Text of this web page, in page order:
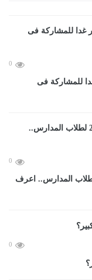
0
للمشاركة فى
0
وطرق سداد المصروفات الدراسية 2026 لطلاب المدارس.. اعرف
0